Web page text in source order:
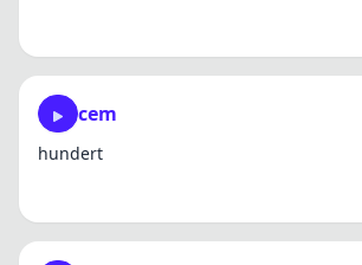
cem
hundert